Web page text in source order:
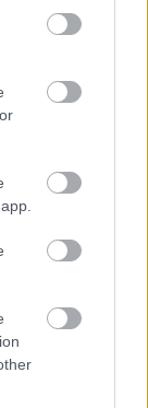
több
hogy
1-ben többet
hogy a
Azzal az
amíg az F1-
addig a
jó döntés,